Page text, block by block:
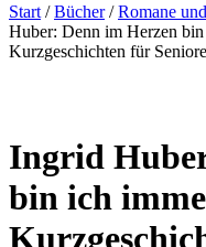
Skip
to
content
Start /Bücher/Romane
Huber: Denn im Herzen
Kurzgeschichten für
Ingrid
bin ich